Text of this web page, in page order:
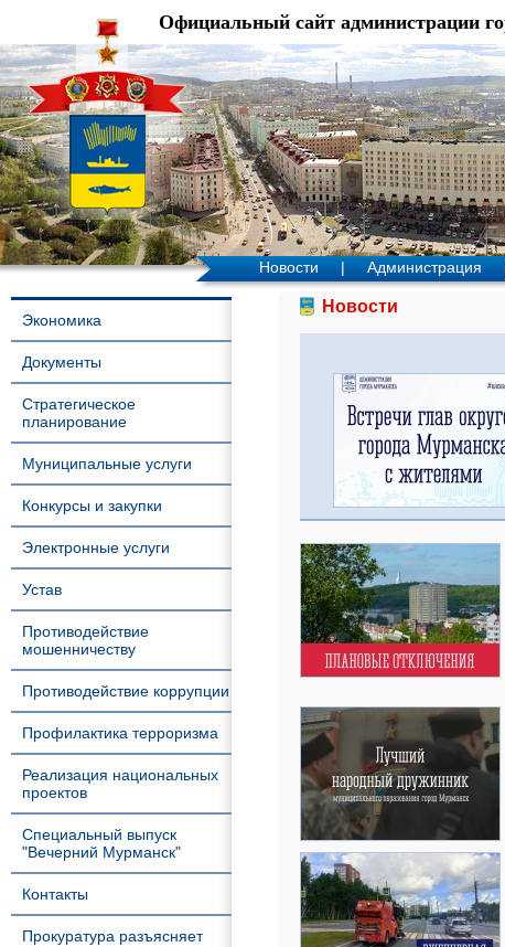
Официальный сайт администрации
Новости | Администрация
Экономика
Документы
Стратегическое
планирование
Муниципальные услуги
Конкурсы и закупки
Электронные услуги
Устав
Противодействие
мошенничеству
Противодействие коррупции
Профилактика терроризма
Реализация национальных
проектов
Специальный выпуск
"Вечерний Мурманск"
Контакты
Прокуратура разъясняет
Новости